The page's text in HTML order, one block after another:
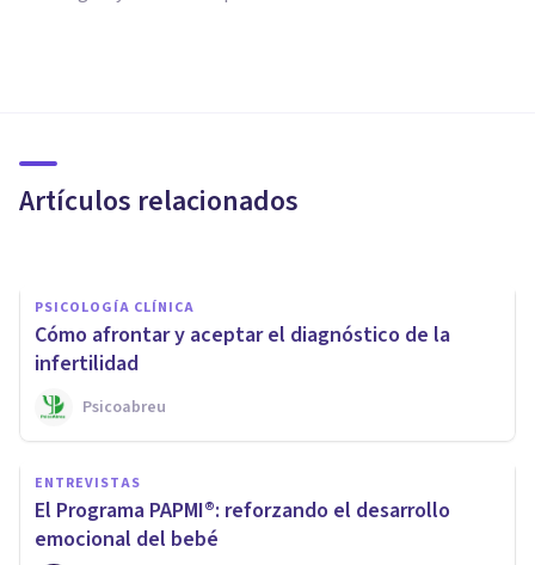
Artículos relacionados
aparece y cómo superarlo
PSICOLOGÍA CLÍNICA
Cómo afrontar y aceptar el diagnóstico de la
infertilidad
Psicoabreu
ENTREVISTAS
El Programa PAPMI®: reforzando el desarrollo
emocional del bebé
5 consejos para superar el
duelo por muerte perinatal